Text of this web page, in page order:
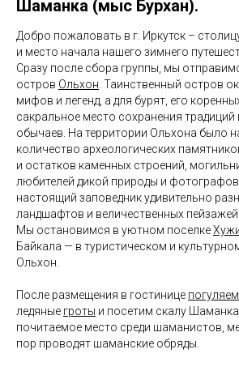
Шаманка (мыс Бурхан).
Добро пожаловать в г. Иркутск –
и место начала нашего зимнего
Сразу после сбора группы, мы
остров Ольхон. Таинственный остров
мифов и легенд, а для бурят, его
сакральное место сохранения традиций
обычаев. На территории Ольхона было
количество археологических
и остатков каменных строений,
любителей дикой природы и
настоящий заповедник удивительно
ландшафтов и величественных пейзажей.
Мы остановимся в уютном поселке
Байкала — в туристическом и
Ольхон.
После размещения в гостинице
ледяные гроты и посетим скалу
почитаемое место среди шаманистов,
пор проводят шаманские обряды.